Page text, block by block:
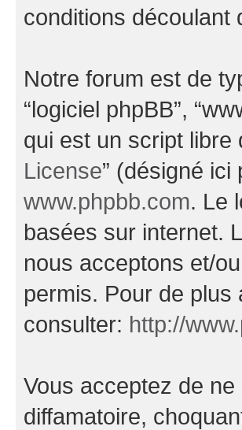
conditions découlant
Notre forum est de
“logiciel phpBB”,
qui est un script libre
License” (désigné ici
www.phpbb.com. Le
basées sur internet.
nous acceptons et/
permis. Pour de
consulter: http://
Vous acceptez de
diffamatoire,